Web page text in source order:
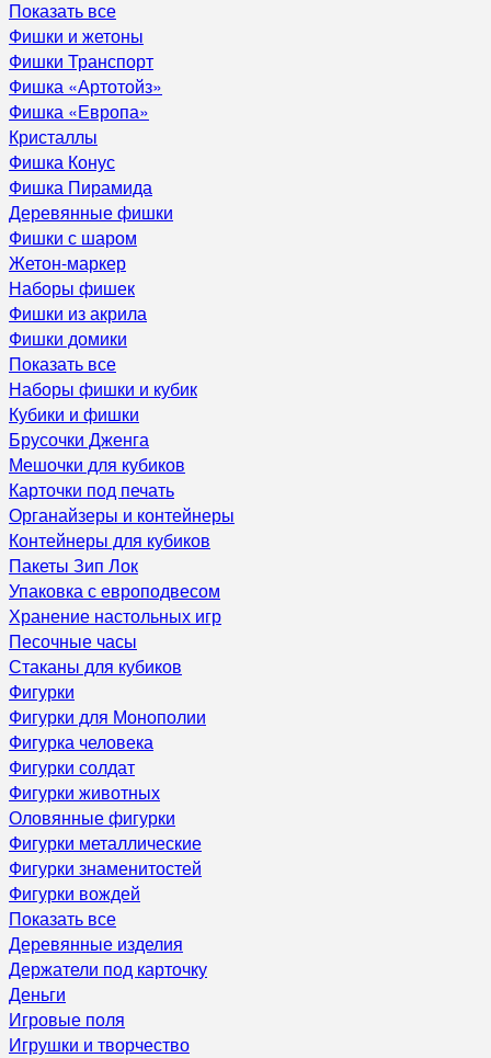
Показать все
Фишки и жетоны
Фишки Транспорт
Фишка «Артотойз»
Фишка «Европа»
Кристаллы
Фишка Конус
Фишка Пирамида
Деревянные фишки
Фишки с шаром
Жетон-маркер
Наборы фишек
Фишки из акрила
Фишки домики
Показать все
Наборы фишки и кубик
Кубики и фишки
Брусочки Дженга
Мешочки для кубиков
Карточки под печать
Органайзеры и контейнеры
Контейнеры для кубиков
Пакеты Зип Лок
Упаковка с европодвесом
Хранение настольных игр
Песочные часы
Стаканы для кубиков
Фигурки
Фигурки для Монополии
Фигурка человека
Фигурки солдат
Фигурки животных
Оловянные фигурки
Фигурки металлические
Фигурки знаменитостей
Фигурки вождей
Показать все
Деревянные изделия
Держатели под карточку
Деньги
Игровые поля
Игрушки и творчество